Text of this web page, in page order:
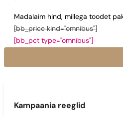
Madalaim hind, millega toodet
[bb_price kind="omnibus"]
[bb_pct type="omnibus"]
Kampaania reeglid